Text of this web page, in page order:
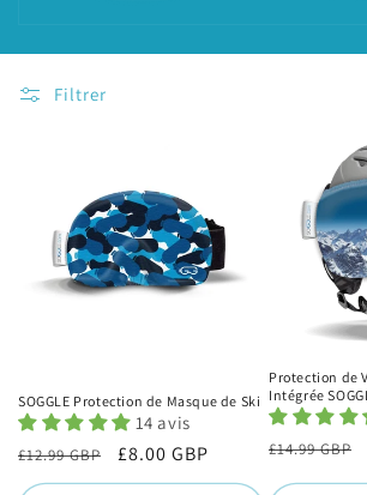
o
Filtrer
SOGGLE Protection de Masque de Ski
14 avis
Prix
habituel
£12.99 GBP
Prix
promotionnel
£8.00 GBP
Protection de
Intégrée
Prix
£14.99 GBP